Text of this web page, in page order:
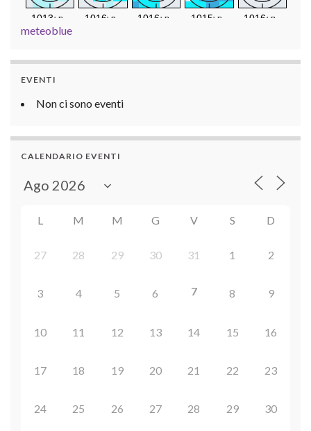
meteoblue
EVENTI
Non ci sono eventi
CALENDARIO EVENTI
L M M G V S D
27 28 29 30 31 1 2
3 4 5 6 7 8 9
10 11 12 13 14 15 16
17 18 19 20 21 22 23
24 25 26 27 28 29 30